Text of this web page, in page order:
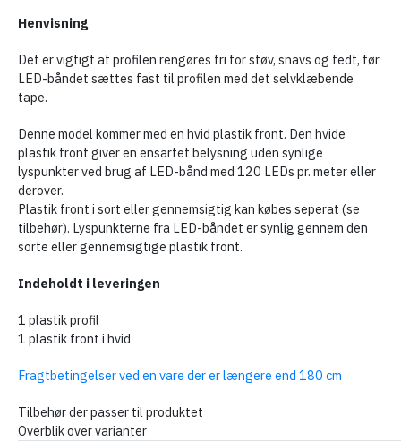
Henvisning
Det er vigtigt at profilen rengøres fri for støv, snavs og fedt, før
LED-båndet sættes fast til profilen med det selvklæbende
tape.
Denne model kommer med en hvid plastik front. Den hvide
plastik front giver en ensartet belysning uden synlige
lyspunkter ved brug af LED-bånd med 120 LEDs pr. meter eller
derover.
Plastik front i sort eller gennemsigtig kan købes seperat (se
tilbehør). Lyspunkterne fra LED-båndet er synlig gennem den
sorte eller gennemsigtige plastik front.
Indeholdt i leveringen
1 plastik profil
1 plastik front i hvid
Fragtbetingelser ved en vare der er længere end 180 cm
Tilbehør der passer til produktet
Overblik over varianter